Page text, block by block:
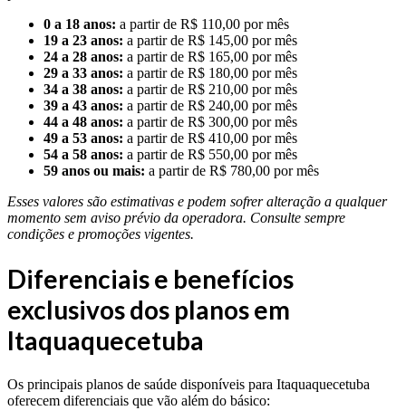
0 a 18 anos: a partir de R$ 110,00 por mês
19 a 23 anos: a partir de R$ 145,00 por mês
24 a 28 anos: a partir de R$ 165,00 por mês
29 a 33 anos: a partir de R$ 180,00 por mês
34 a 38 anos: a partir de R$ 210,00 por mês
39 a 43 anos: a partir de R$ 240,00 por mês
44 a 48 anos: a partir de R$ 300,00 por mês
49 a 53 anos: a partir de R$ 410,00 por mês
54 a 58 anos: a partir de R$ 550,00 por mês
59 anos ou mais: a partir de R$ 780,00 por mês
Esses valores são estimativas e podem sofrer alteração a qualquer
momento sem aviso prévio da operadora. Consulte sempre
condições e promoções vigentes.
Diferenciais e benefícios
exclusivos dos planos em
Itaquaquecetuba
Os principais planos de saúde disponíveis para Itaquaquecetuba
oferecem diferenciais que vão além do básico: